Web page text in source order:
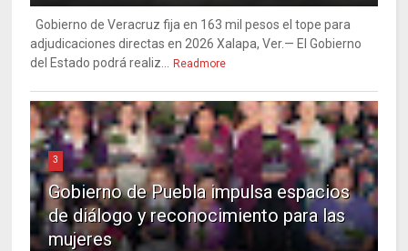
Gobierno de Veracruz fija en 163 mil pesos el tope para
adjudicaciones directas en 2026 Xalapa, Ver.— El Gobierno
del Estado podrá realiz...
Readmore
3
Gobierno de Puebla impulsa espacios
de diálogo y reconocimiento para las
mujeres